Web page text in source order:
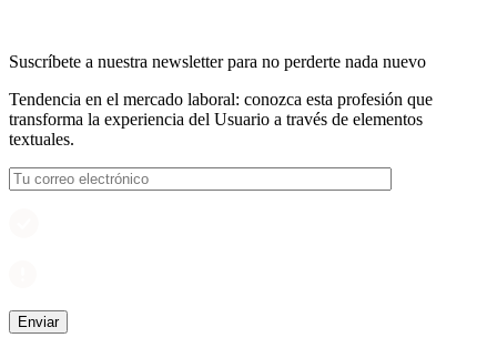
Suscríbete a nuestra newsletter para no perderte nada nuevo
Tendencia en el mercado laboral: conozca esta profesión que
transforma la experiencia del Usuario a través de elementos
textuales.